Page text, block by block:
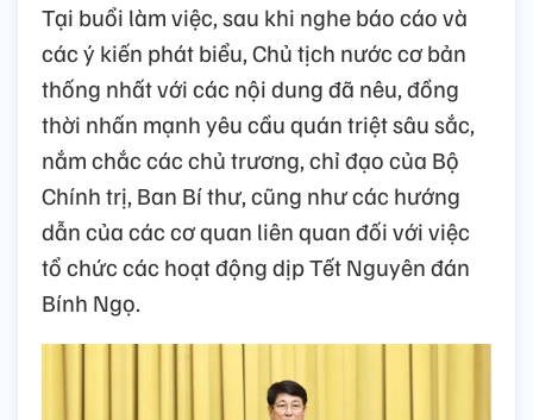
Tại buổi làm việc, sau khi nghe báo cáo và
các ý kiến phát biểu, Chủ tịch nước cơ bản
thống nhất với các nội dung đã nêu, đồng
thời nhấn mạnh yêu cầu quán triệt sâu sắc,
nắm chắc các chủ trương, chỉ đạo của Bộ
Chính trị, Ban Bí thư, cũng như các hướng
dẫn của các cơ quan liên quan đối với việc
tổ chức các hoạt động dịp Tết Nguyên đán
Bính Ngọ.